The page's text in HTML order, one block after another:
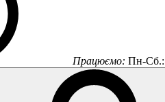
Працюємо: Пн-Сб.: